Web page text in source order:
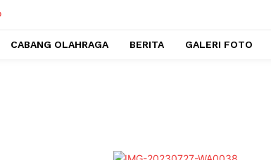
CABANG OLAHRAGA BERITA GALERI FOTO